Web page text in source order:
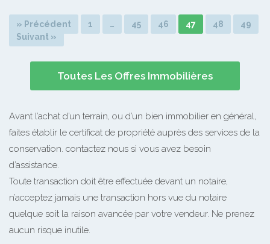
» Précédent 1 … 45 46 47 48
49
Suivant »
Toutes Les Offres Immobilières
Avant l’achat d’un terrain, ou d’un bien immobilier en général,
faites établir le certificat de propriété auprès des services de la
conservation. contactez nous si vous avez besoin
d’assistance.
Toute transaction doit être effectuée devant un notaire,
n’acceptez jamais une transaction hors vue du notaire
quelque soit la raison avancée par votre vendeur. Ne prenez
aucun risque inutile.